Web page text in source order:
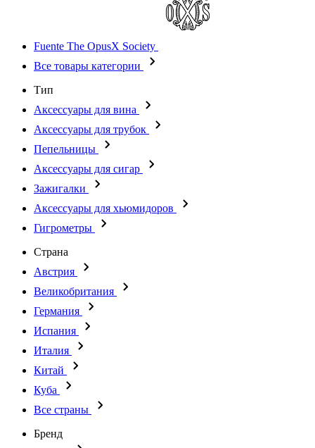
Fuente The OpusX Society
Все товары категории
Тип
Аксессуары для вина
Аксессуары для трубок
Пепельницы
Аксессуары для сигар
Зажигалки
Аксессуары для хьюмидоров
Гигрометры
Страна
Австрия
Великобритания
Германия
Испания
Италия
Китай
Куба
Все страны
Бренд